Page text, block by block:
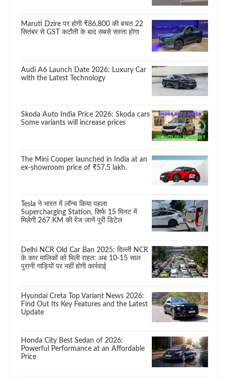
Maruti Dzire पर होगी ₹86,800 की बचत 22
सितंबर से GST कटौती के बाद सबसे सस्ता होगा
Audi A6 Launch Date 2026: Luxury Car
with the Latest Technology
Skoda Auto India Price 2026: Skoda cars
Some variants will increase prices
The Mini Cooper launched in India at an
ex-showroom price of ₹57.5 lakh.
Tesla ने भारत में लॉन्च किया पहला
Supercharging Station, सिर्फ 15 मिनट में
मिलेगी 267 KM की रेंज जानें पूरी डिटेल
Delhi NCR Old Car Ban 2025: दिल्ली NCR
के कार मालिकों को मिली राहत: अब 10-15 साल
पुरानी गाड़ियों पर नहीं होगी कार्रवाई
Hyundai Creta Top Variant News 2026:
Find Out Its Key Features and the Latest
Update
Honda City Best Sedan of 2026:
Powerful Performance at an Affordable
Price